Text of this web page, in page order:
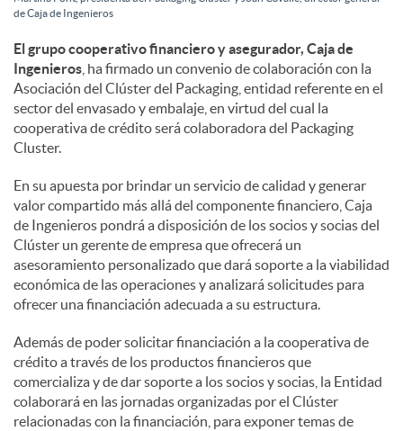
l
e
s
de Caja de Ingenieros
El grupo cooperativo financiero y asegurador, Caja de
Ingenieros , ha firmado un convenio de colaboración con la
Asociación del Clúster del Packaging, entidad referente en el
sector del envasado y embalaje, en virtud del cual la
cooperativa de crédito será colaboradora del Packaging
Cluster.
En su apuesta por brindar un servicio de calidad y generar
valor compartido más allá del componente financiero, Caja
de Ingenieros pondrá a disposición de los socios y socias del
Clúster un gerente de empresa que ofrecerá un
asesoramiento personalizado que dará soporte a la viabilidad
económica de las operaciones y analizará solicitudes para
ofrecer una financiación adecuada a su estructura.
Además de poder solicitar financiación a la cooperativa de
crédito a través de los productos financieros que
comercializa y de dar soporte a los socios y socias, la Entidad
colaborará en las jornadas organizadas por el Clúster
relacionadas con la financiación, para exponer temas de